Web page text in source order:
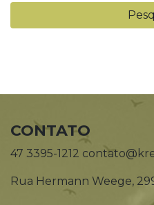
CONTATO
47 3395-1212
Rua Hermann Weege,